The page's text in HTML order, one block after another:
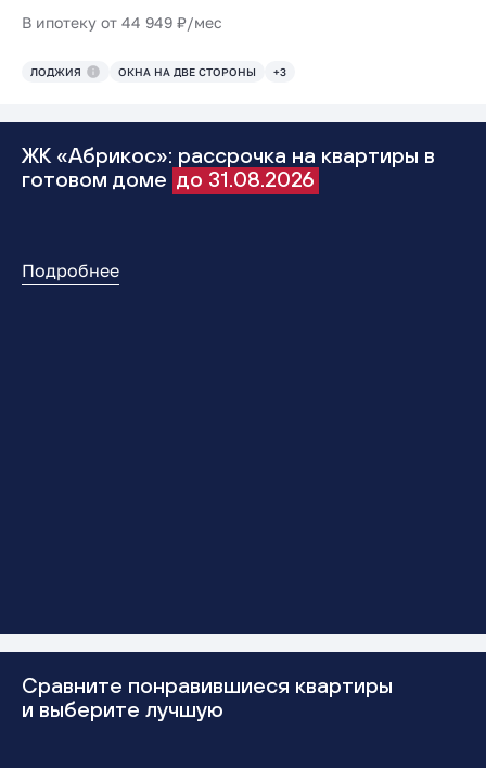
В ипотеку от 44 949 ₽/мес
ЛОДЖИЯ ОКНА НА ДВЕ СТОРОНЫ +3
ЖК «Абрикос»: рассрочка на квартиры в
готовом доме до 31.08.2026
Подробнее
Сравните понравившиеся квартиры
и выберите лучшую